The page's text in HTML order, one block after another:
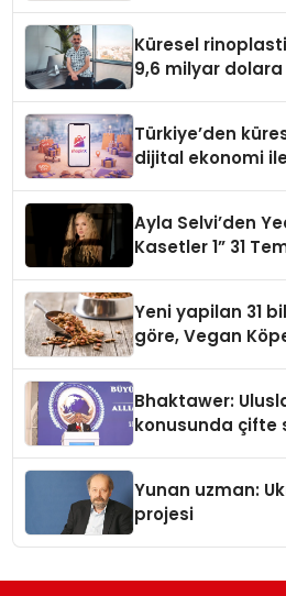
Küresel rinoplasti
9,6 milyar
Türkiye’den
dijital ekonomi
Ayla Selvi’den
Kasetler 1” 31
Yeni yapilan 31
göre, Vegan
Bhaktawer:
konusunda çifte
Yunan uzman:
projesi